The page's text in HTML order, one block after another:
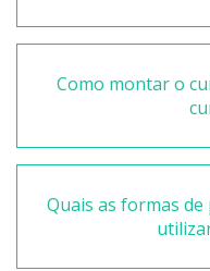
Como montar o
Quais as formas